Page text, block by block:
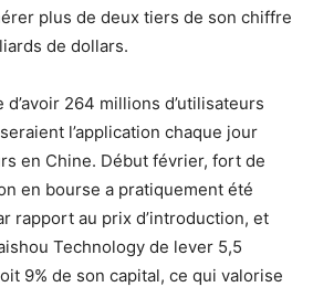
plus de deux tiers de son chiffre
de dollars.
d’avoir 264 millions d’utilisateurs
l’application chaque jour
en Chine. Début février, fort de
en bourse a pratiquement été
rapport au prix d’introduction, et
Technology de lever 5,5
9% de son capital, ce qui valorise